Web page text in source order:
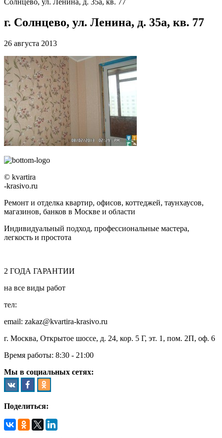
г. Солнцево, ул. Ленина, д. 35а, кв. 77
26 августа 2013
© kvartira
-krasivo.ru
Ремонт и отделка квартир, офисов, коттеджей, таунхаусов,
магазинов, банков в Москве и области
Индивидуальный подход, профессиональные мастера,
легкость и простота
2 ГОДА ГАРАНТИИ
на все виды работ
тел:
email: zakaz@kvartira-krasivo.ru
г. Москва, Открытое шоссе, д. 24, кор. 5 Г, эт. 1, пом. 2П, оф. 6
Время работы: 8:30 - 21:00
Мы в социальных сетях:
Поделиться: